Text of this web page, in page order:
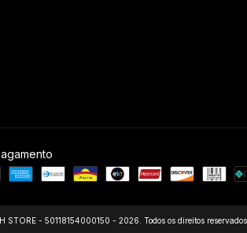
STORE - 50118154000150 - 2026. Todos os direitos reservados.